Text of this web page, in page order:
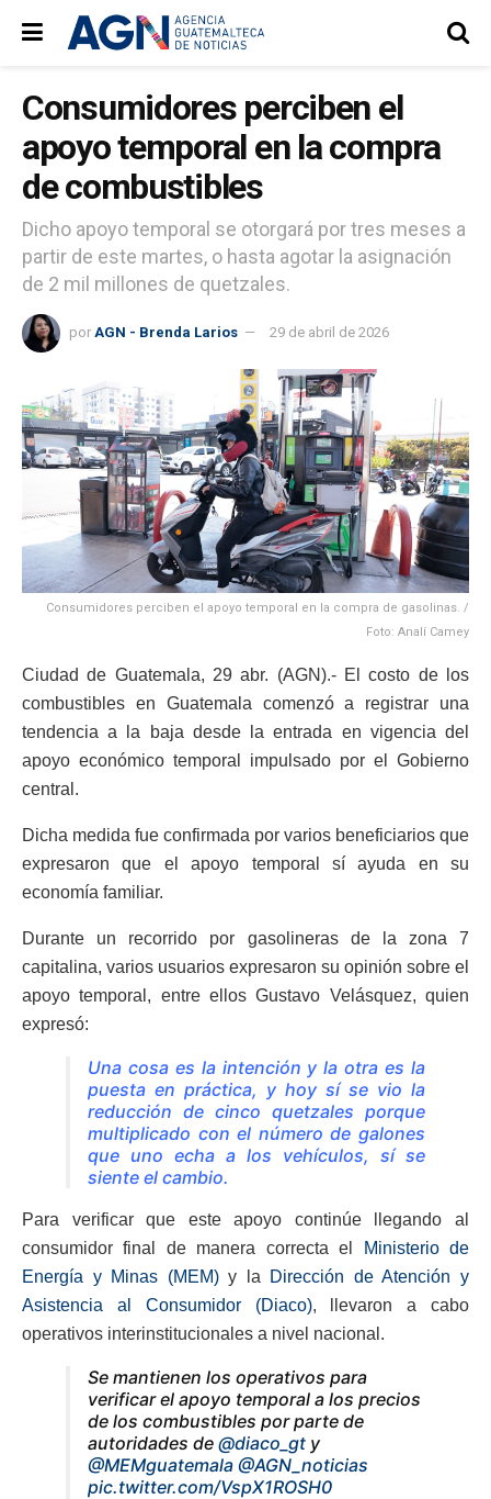
Consumidores perciben el
apoyo temporal en la compra
de combustibles
Dicho apoyo temporal se otorgará por tres meses a
partir de este martes, o hasta agotar la asignación
de 2 mil millones de quetzales.
por AGN - Brenda Larios 29 de abril de 2026
Consumidores perciben el apoyo temporal en la compra de gasolinas. /
Foto: Analí Camey
Ciudad de Guatemala, 29 abr. (AGN).- El costo de los
combustibles en Guatemala comenzó a registrar una
tendencia a la baja desde la entrada en vigencia del
apoyo económico temporal impulsado por el Gobierno
central.
Dicha medida fue confirmada por varios beneficiarios que
expresaron que el apoyo temporal sí ayuda en su
economía familiar.
Durante un recorrido por gasolineras de la zona 7
capitalina, varios usuarios expresaron su opinión sobre el
apoyo temporal, entre ellos Gustavo Velásquez, quien
expresó:
Una cosa es la intención y la otra es la
puesta en práctica, y hoy sí se vio la
reducción de cinco quetzales porque
multiplicado con el número de galones
que uno echa a los vehículos, sí se
siente el cambio.
Para verificar que este apoyo continúe llegando al
consumidor final de manera correcta el
Ministerio de
Energía y Minas (MEM)y la Dirección de Atención y
Asistencia al Consumidor (Diaco), llevaron a cabo
operativos interinstitucionales a nivel nacional.
Se mantienen los operativos para
verificar el apoyo temporal a los precios
de los combustibles por parte de
autoridades de @diaco_gt y
@MEMguatemala @AGN_noticias
pic.twitter.com/VspX1ROSH0